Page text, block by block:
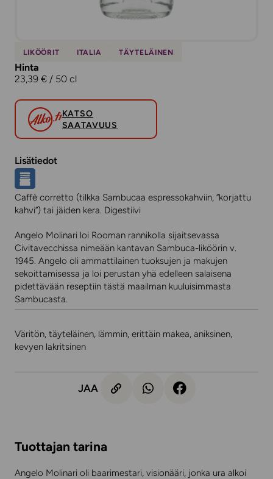
LIKÖÖRIT ITALIA TÄYTELÄINEN
Hinta
23,39 € / 50 cl
KATSO
SAATAVUUS
Lisätiedot
Caffè corretto (tilkka Sambucaa espressokahviin, ”korjattu
kahvi”) tai jäiden kera. Digestiivi
Angelo Molinari loi Rooman rannikolla sijaitsevassa
Civitavecchissa nimeään kantavan Sambuca-liköörin v.
1945. Angelo oli ammattilainen tuoksujen ja makujen
sekoittamisessa ja loi perustan yhä edelleen salaisena
pidettävään reseptiin tästä maailman kuuluisimmasta
Sambucasta.
Väritön, täyteläinen, lämmin, erittäin makea, aniksinen,
kevyen lakritsinen
JAA
Tuottajan tarina
Angelo Molinari oli baarimestari, visionääri, jonka ura alkoi